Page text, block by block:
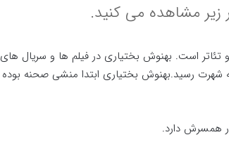
زیر مشاهده می کنید.
تئاتر است. بهنوش بختیاری در فیلم ها و سریال های
شهرت رسید.بهنوش بختیاری ابتدا منشی صحنه بوده
همسرش دارد.